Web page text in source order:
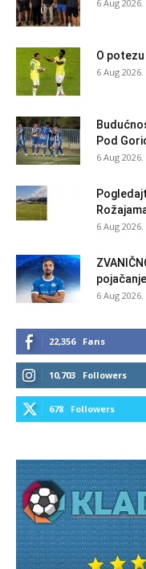
6 Aug 2026.
O
6 Aug 2026.
Pod
6 Aug 2026.
6 Aug 2026.
6 Aug 2026.
22,356 Fans
10,703 Followers
678 Followers